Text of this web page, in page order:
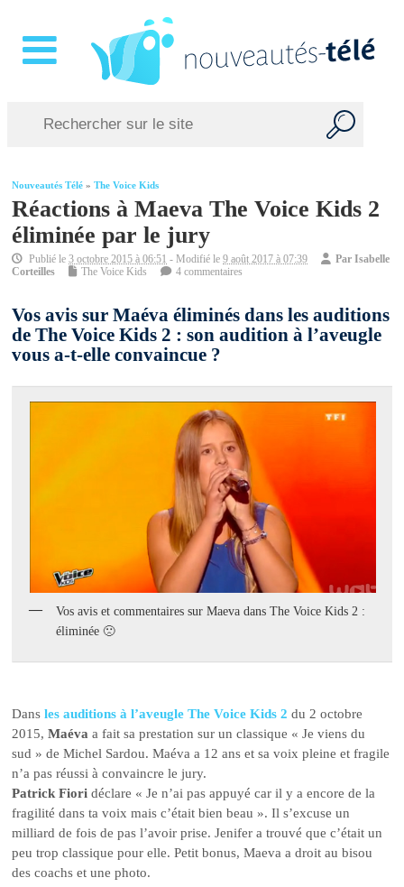
Nouveautés Télé »The Voice Kids
Réactions à Maeva The Voice Kids 2
éliminée par le jury
Publié le3 octobre 2015 à 06:51 - Modifié le9 août 2017 à 07:39 ParIsabelle
Corteilles
The Voice Kids 4 commentaires
Vos avis sur Maéva éliminés dans les auditions
de The Voice Kids 2 : son audition à l’aveugle
vous a-t-elle convaincue ?
Vos avis et commentaires sur Maeva dans The Voice Kids 2 :
éliminée 🙁
Dansles auditions à l’aveugle The Voice Kids 2 du 2 octobre
2015,Maéva a fait sa prestation sur un classique « Je viens du
sud » de Michel Sardou. Maéva a 12 ans et sa voix pleine et fragile
n’a pas réussi à convaincre le jury.
Patrick Fiori déclare « Je n’ai pas appuyé car il y a encore de la
fragilité dans ta voix mais c’était bien beau ». Il s’excuse un
milliard de fois de pas l’avoir prise. Jenifer a trouvé que c’était un
peu trop classique pour elle. Petit bonus, Maeva a droit au bisou
des coachs et une photo.